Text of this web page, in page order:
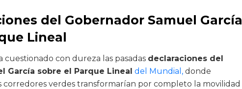
del Gobernador Samuel García
Lineal
cuestionado con dureza las pasadas declaraciones del
García sobre el Parque Lineal del Mundial, donde
corredores verdes transformarían por completo la movilidad